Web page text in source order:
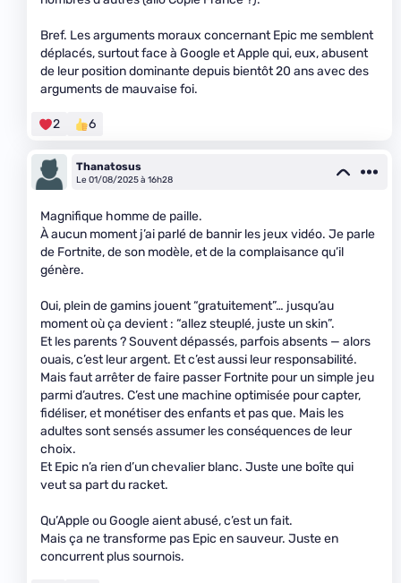
Bref. Les arguments moraux concernant Epic me semblent
déplacés, surtout face à Google et Apple qui, eux, abusent
de leur position dominante depuis bientôt 20 ans avec des
arguments de mauvaise foi.
2 6
Thanatosus
Le 01/08/2025 à 16h28
Magnifique homme de paille.
À aucun moment j’ai parlé de bannir les jeux vidéo. Je parle
de Fortnite, de son modèle, et de la complaisance qu’il
génère.
Oui, plein de gamins jouent “gratuitement”… jusqu’au
moment où ça devient : “allez steuplé, juste un skin”.
Et les parents ? Souvent dépassés, parfois absents — alors
ouais, c’est leur argent. Et c’est aussi leur responsabilité.
Mais faut arrêter de faire passer Fortnite pour un simple jeu
parmi d’autres. C’est une machine optimisée pour capter,
fidéliser, et monétiser des enfants et pas que. Mais les
adultes sont sensés assumer les conséquences de leur
choix.
Et Epic n’a rien d’un chevalier blanc. Juste une boîte qui
veut sa part du racket.
Qu’Apple ou Google aient abusé, c’est un fait.
Mais ça ne transforme pas Epic en sauveur. Juste en
concurrent plus sournois.